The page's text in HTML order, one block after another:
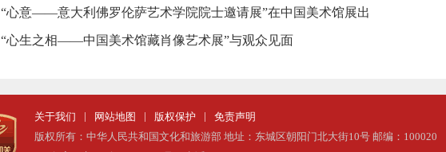
“心意——意大利佛罗伦萨艺术学院院士邀请展”在中国美术馆展出
“心生之相——中国美术馆藏肖像艺术展”与观众见面